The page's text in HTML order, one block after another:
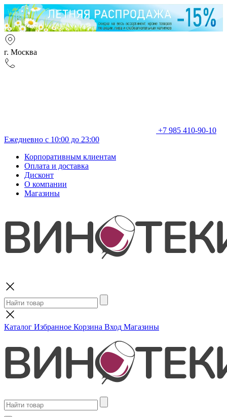
г. Москва
+7 985 410-90-10
Ежедневно с 10:00 до 23:00
Корпоративным клиентам
Оплата и доставка
Дисконт
О компании
Магазины
Каталог Избранное Корзина Вход Магазины